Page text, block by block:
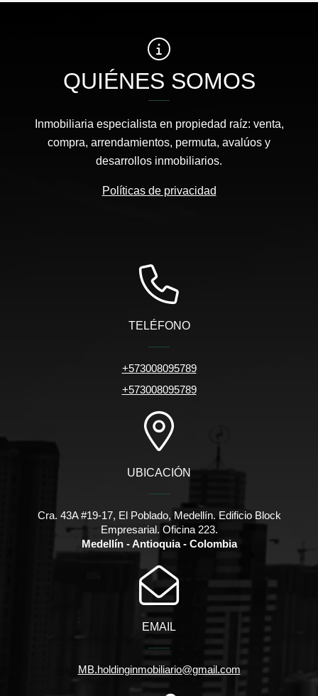
QUIÉNES SOMOS
Inmobiliaria especialista en propiedad raíz: venta,
compra, arrendamientos, permuta, avalúos y
desarrollos inmobiliarios.
Políticas de privacidad
TELÉFONO
+573008095789
+573008095789
UBICACIÓN
Cra. 43A #19-17, El Poblado, Medellín. Edificio Block
Empresarial. Oficina 223.
Medellín - Antioquia - Colombia
EMAIL
MB.holdinginmobiliario@gmail.com